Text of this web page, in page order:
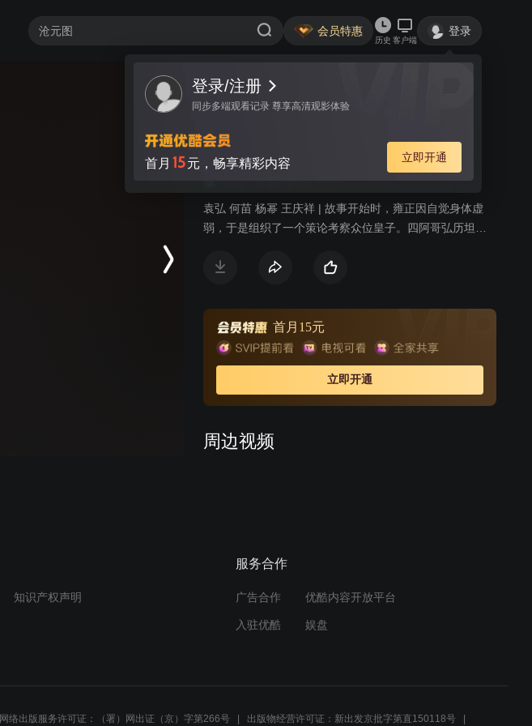
会员特惠
历史 客户端
登录
登录/注册
同步多端观看记录 尊享高清观影体验
首月 15元，畅享精彩内容 立即开通
视频 讨论
上书房
剧情
袁弘 何苗 杨幂 王庆祥 | 故事开始时，雍正因自觉身体虚
弱，于是组织了一个策论考察众位皇子。四阿哥弘历坦诚
坦诚的态度反而触怒了皇帝。而三阿哥在师傅的指导下，
错，险些使雍正陷入险境，最终，在宫中形成了对储位的
激烈争夺。三阿哥和五阿哥、田师傅在这场争斗中，对弘
历使用了各种手段，使弘历两次被迫离开了上书房。但弘
历不为所动，他坚持自己坦诚、坚定、仁厚的做人做事原
则，最终克服了信任危机、感情危机、生死考验，终于重
首月15元
立即开通
周边视频
该留
02:53
知识产权声明
服务合作
广告合作 优酷内容开放平台
入驻优酷 娱盘
网络出版服务许可证：（署）网出证（京）字第266号 出版物经营许可证：新出发京批字第直150118号